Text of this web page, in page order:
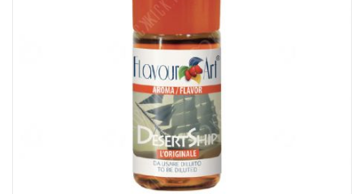
PRODOTTI MONOUSO E TNT
FORNITURE ESTETICA